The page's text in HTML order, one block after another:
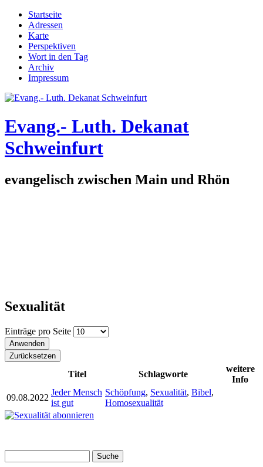
Direkt zum Inhalt
Hauptmenü
Startseite
Adressen
Karte
Perspektiven
Wort in den Tag
Archiv
Impressum
Evang.- Luth. Dekanat
Schweinfurt
evangelisch zwischen Main und Rhön
Sexualität
Einträge pro Seite
Titel Schlagworte
weitere
Info
09.08.2022
Jeder Mensch
ist gut
Schöpfung, Sexualität, Bibel,
Homosexualität